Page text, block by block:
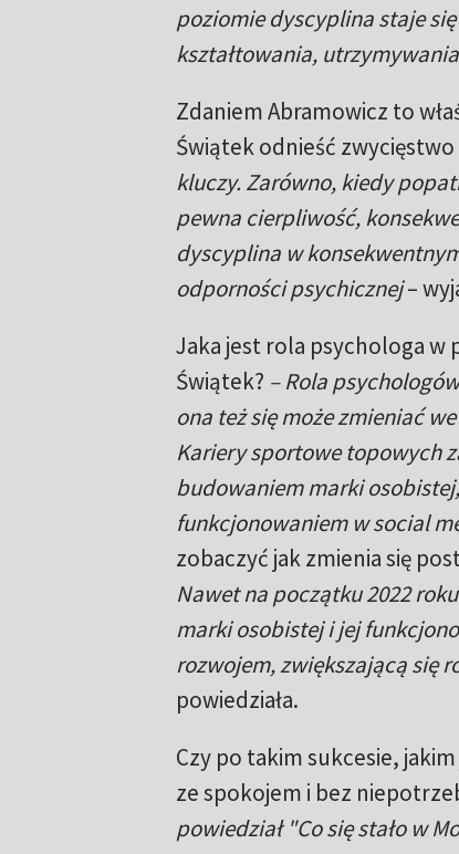
poziomie dyscyplina staje
kształtowania,
Zdaniem Abramowicz to
Świątek odnieść
kluczy. Zarówno, kiedy
pewna cierpliwość,
dyscyplina w
odporności psychicznej–
Jaka jest rola psychologa w
Świątek? – Rola
ona też się może zmieniać
Kariery sportowe topowych
budowaniem marki
funkcjonowaniem w social
zobaczyć jak zmienia się
Nawet na początku 2022
marki osobistej i jej
rozwojem, zwiększającą się
powiedziała.
Czy po takim sukcesie,
ze spokojem i bez
powiedział "Co się stało w